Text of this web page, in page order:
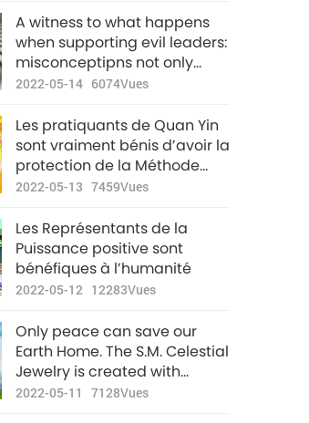
33:57
Nouvelles
d'exception
2023-01-282606
34:47
Nouvelles
d'exception
2023-01-292499
35:21
Nouvelles
d'exception
2023-01-302715
36:08
Nouvelles
d'exception
2023-01-312608
A witness to what happens
when supporting evil leaders:
misconceptipns not only
have bad effects on
lead oneself to hell
2022-05-14 6074Vues
Les pratiquants de Quan Yin
sont vraiment bénis d’avoir la
protection de la Méthode
Quan Yin en ces temps
sont sincères et diligents.
2022-05-13 7459Vues
Les Représentants de la
Puissance positive sont
bénéfiques à l’humanité
2022-05-12 12283Vues
Only peace can save our
Earth Home. The S.M. Celestial
Jewelry is created with
Master’s Love to help the
2022-05-11 7128Vues